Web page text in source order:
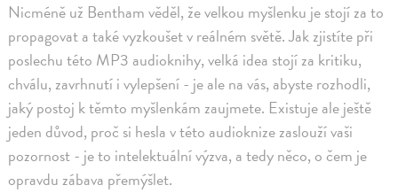
Nicméně už Bentham věděl, že velkou myšlenku je stojí za to
propagovat a také vyzkoušet v reálném světě. Jak zjistíte při
poslechu této MP3 audioknihy, velká idea stojí za kritiku,
chválu, zavrhnutí i vylepšení - je ale na vás, abyste rozhodli,
jaký postoj k těmto myšlenkám zaujmete. Existuje ale ještě
jeden důvod, proč si hesla v této audioknize zaslouží vaši
pozornost - je to intelektuální výzva, a tedy něco, o čem je
opravdu zábava přemýšlet.